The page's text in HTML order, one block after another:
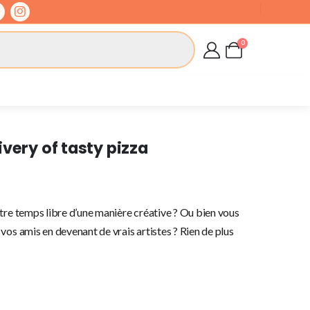
0
of tasty pizza
temps libre d’une manière créative ? Ou bien vous
amis en devenant de vrais artistes ? Rien de plus